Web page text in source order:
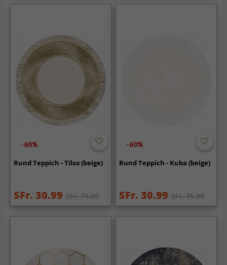
-60%
Rund Teppich - Tilos (beige)
SFr. 30.99 SFr. 75.99
-60%
Rund Teppich - Kuba (beige)
SFr. 30.99 SFr. 75.99